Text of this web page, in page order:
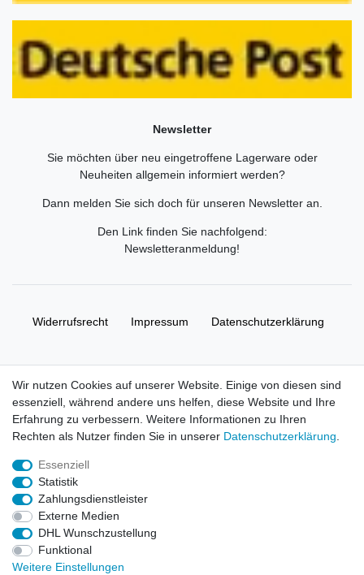
Newsletter
Sie möchten über neu eingetroffene Lagerware oder
Neuheiten allgemein informiert werden?
Dann melden Sie sich doch für unseren Newsletter an.
Den Link finden Sie nachfolgend:
Newsletteranmeldung!
Widerrufs­recht Impressum Daten­schutz­erklärung
© Copyright 2026 | Alle Rechte vorbehalten. HL-
Handelsgesellschaft mbH.
Alle Markennamen, Warenzeichen sowie sämtliche Produktbilder
und Beschreibungen sind Eigentum Ihrer rechtmäßigen
Eigentümer und dienen hier nur der Beschreibung.
Preise nur für registrierte Händler, ansonsten zeigt der Shop 0,00
€
Wir nutzen Cookies auf unserer Website. Einige von diesen sind
essenziell, während andere uns helfen, diese Website und Ihre
Erfahrung zu verbessern. Weitere Informationen zu Ihren
Rechten als Nutzer finden Sie in unserer Daten­schutz­erklärung
Essenziell
Statistik
Zahlungsdienstleister
Externe Medien
DHL Wunschzustellung
Funktional
Weitere Einstellungen